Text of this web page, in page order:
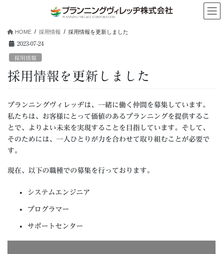
HOME 採用情報
採用情報を更新しました
2023-07-24
採用情報
採用情報を更新しました
プランニングヴィレッヂは、一緒に働く仲間を募集しています。
私たちは、お客様にとって価値のあるプランニングを提供するこ
とで、よりよい未来を実現することを目指しています。そして、
そのためには、一人ひとりが力を合わせて取り組むことが必要で
す。
現在、以下の職種での募集を行っております。
システムエンジニア
プログラマー
サポートセンター